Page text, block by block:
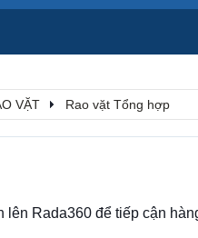
VẶT Rao vặt Tổng hợp
Rada360 để tiếp cận